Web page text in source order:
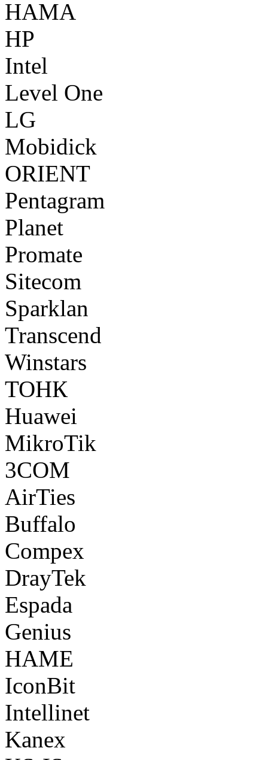
HAMA
HP
Intel
Level One
LG
Mobidick
ORIENT
Pentagram
Planet
Promate
Sitecom
Sparklan
Transcend
Winstars
ТОНК
Huawei
MikroTik
3COM
AirTies
Buffalo
Compex
DrayTek
Espada
Genius
HAME
IconBit
Intellinet
Kanex